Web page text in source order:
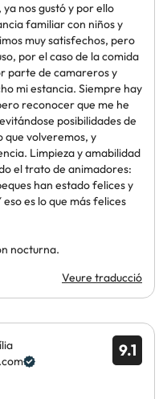
ya nos gustó y por ello
familiar con niños y
muy satisfechos, pero
por el caso de la comida
parte de camareros y
mi estancia. Siempre hay
reconocer que me he
posibilidades de
que volveremos, y
Limpieza y amabilidad
el trato de animadores:
han estado felices y
es lo que más felices
nocturna.
Veure traducció
9.1